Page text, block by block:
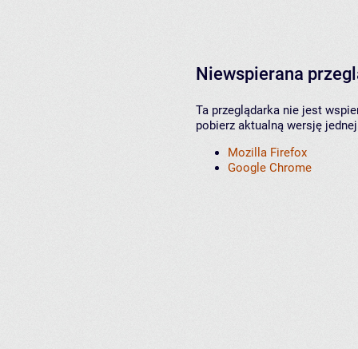
Niewspierana
Ta przeglądarka nie jest
pobierz aktualną wersję
Mozilla Firefox
Google Chrome